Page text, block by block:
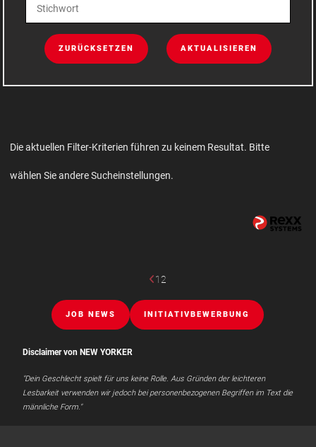
ZURÜCKSETZEN AKTUALISIEREN
Die aktuellen Filter-Kriterien führen zu keinem Resultat. Bitte
wählen Sie andere Sucheinstellungen.
12
JOB NEWS INITIATIVBEWERBUNG
Disclaimer von NEW YORKER
"Dein Geschlecht spielt für uns keine Rolle. Aus Gründen der leichteren
Lesbarkeit verwenden wir jedoch bei personenbezogenen Begriffen im Text die
männliche Form."